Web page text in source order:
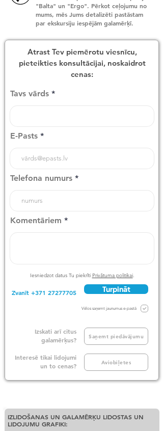
"Balta" un "Ergo". Pērkot ceļojumu no
mums, mēs Jums detalizēti pastāstam
par ekskursiju iespējām galamērķī.
Atrast Tev piemērotu viesnīcu,
pieteikties konsultācijai, noskaidrot
cenas:
Tavs vārds
E-Pasts
Telefona numurs
Komentāriem
Iesniedzot datus Tu piekrīti Privātuma politikai.
Zvanīt +371 27277705 Turpināt
Vēlos saņemt jaunumus e-pastā
Izskati arī citus
galamērķus?
Saņemt piedāvājumu
Interesē tikai lidojumi
un to cenas?
Aviobiļetes
IZLIDOŠANAS UN GALAMĒRĶU LIDOSTAS UN
LIDOJUMU GRAFIKI: